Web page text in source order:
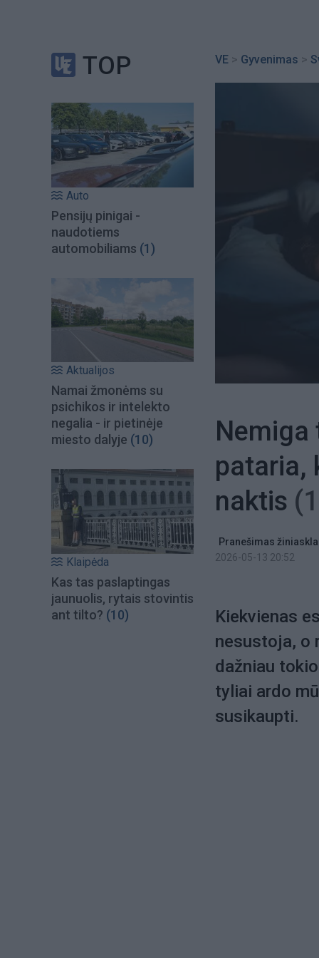
TOP
Auto
Pensijų pinigai -
naudotiems
automobiliams (1)
Aktualijos
Namai žmonėms su
psichikos ir intelekto
negalia - ir pietinėje
miesto dalyje (10)
Klaipėda
Kas tas paslaptingas
jaunuolis, rytais stovintis
ant tilto? (10)
VE > Gyvenimas >
Nemiga
pataria,
naktis
Pranešimas
2026-05-13 20:52
Kiekvienas
nesustoja, o
dažniau
tyliai ardo
susikaupti.